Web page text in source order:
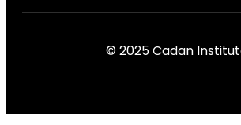
© 2025 Cadan